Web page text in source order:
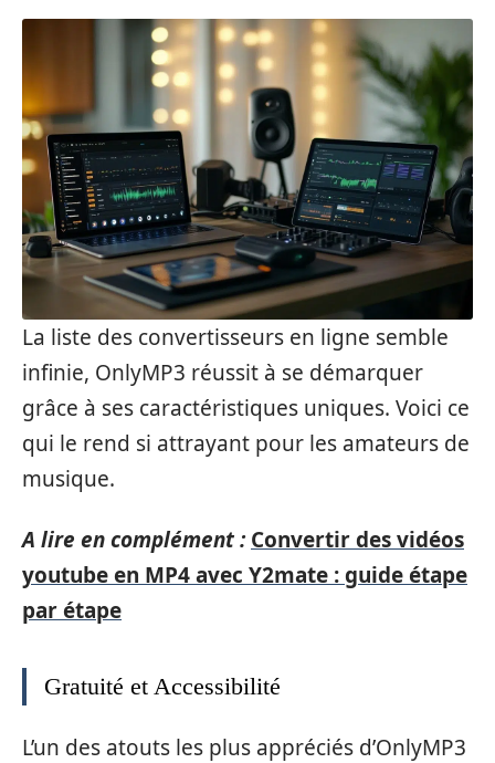
La liste des convertisseurs en ligne semble
infinie, OnlyMP3 réussit à se démarquer
grâce à ses caractéristiques uniques. Voici ce
qui le rend si attrayant pour les amateurs de
musique.
A lire en complément : Convertir des vidéos
youtube en MP4 avec Y2mate : guide étape
par étape
Gratuité et Accessibilité
L’un des atouts les plus appréciés d’OnlyMP3